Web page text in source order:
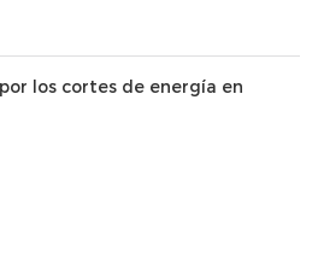
los cortes de energía en